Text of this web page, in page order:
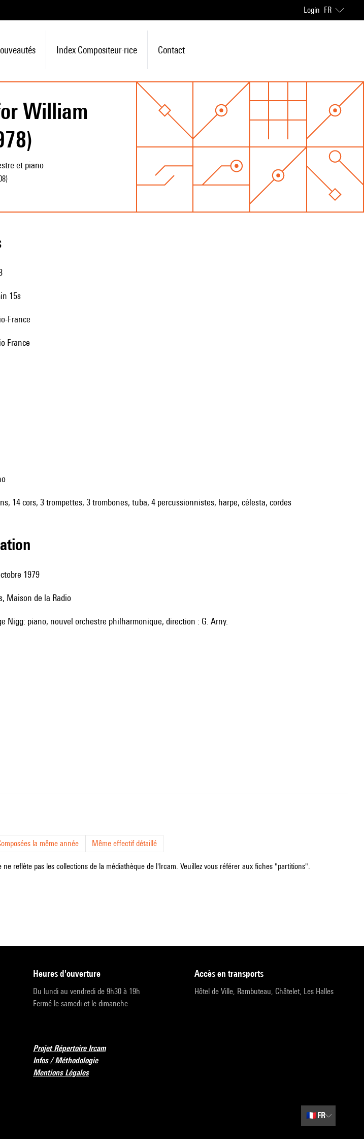
Login FR
Index Compositeur·rice Contact
William
et piano
)
15s
France
France
14 cors, 3 trompettes, 3 trombones, tuba, 4 percussionnistes, harpe, célesta, cordes
1979
Maison de la Radio
Nigg: piano, nouvel orchestre philharmonique, direction : G. Arny.
la même année Même effectif détaillé
reflète pas les collections de la médiathèque de l'Ircam. Veuillez vous référer aux fiches "partitions".
heures d'ouverture
Du lundi au vendredi de 9h30 à 19h
Fermé le samedi et le dimanche
accès en transports
Hôtel de Ville, Rambuteau, Châtelet, Les Halles
Projet Répertoire Ircam
Infos / Méthodologie
Mentions Légales
🇫🇷 FR